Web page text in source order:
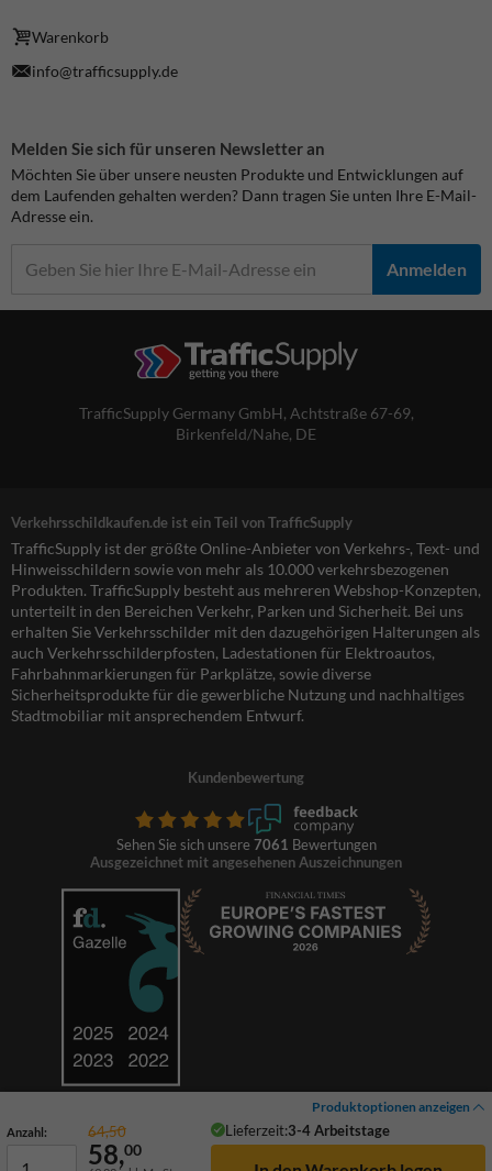
Produktoptionen anzeigen
Anzahl: 64,50 Lieferzeit:3-4 Arbeitstage
58,00
Warenkorb
info@trafficsupply.de
Melden Sie sich für unseren Newsletter an
Möchten Sie über unsere neusten Produkte und Entwicklungen auf
dem Laufenden gehalten werden? Dann tragen Sie unten Ihre E-Mail-
Adresse ein.
Anmelden
TrafficSupply Germany GmbH, Achtstraße 67-69,
Birkenfeld/Nahe, DE
Verkehrsschildkaufen.de ist ein Teil von TrafficSupply
TrafficSupply ist der größte Online-Anbieter von Verkehrs-, Text- und
Hinweisschildern sowie von mehr als 10.000 verkehrsbezogenen
Produkten. TrafficSupply besteht aus mehreren Webshop-Konzepten,
unterteilt in den Bereichen Verkehr, Parken und Sicherheit. Bei uns
erhalten Sie Verkehrsschilder mit den dazugehörigen Halterungen als
auch Verkehrsschilderpfosten, Ladestationen für Elektroautos,
Fahrbahnmarkierungen für Parkplätze, sowie diverse
Sicherheitsprodukte für die gewerbliche Nutzung und nachhaltiges
Stadtmobiliar mit ansprechendem Entwurf.
Kundenbewertung
Sehen Sie sich unsere 7061 Bewertungen
Ausgezeichnet mit angesehenen Auszeichnungen